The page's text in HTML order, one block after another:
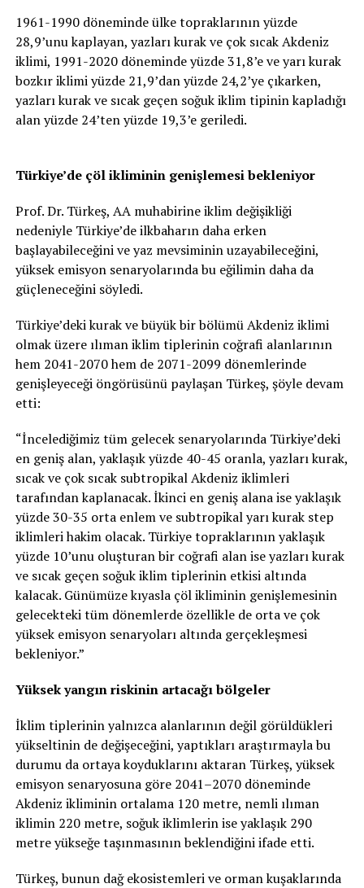
1961-1990 döneminde ülke topraklarının yüzde
28,9’unu kaplayan, yazları kurak ve çok sıcak Akdeniz
iklimi, 1991-2020 döneminde yüzde 31,8’e ve yarı kurak
bozkır iklimi yüzde 21,9’dan yüzde 24,2’ye çıkarken,
yazları kurak ve sıcak geçen soğuk iklim tipinin kapladığı
alan yüzde 24’ten yüzde 19,3’e geriledi.
Türkiye’de çöl ikliminin genişlemesi bekleniyor
Prof. Dr. Türkeş, AA muhabirine iklim değişikliği
nedeniyle Türkiye’de ilkbaharın daha erken
başlayabileceğini ve yaz mevsiminin uzayabileceğini,
yüksek emisyon senaryolarında bu eğilimin daha da
güçleneceğini söyledi.
Türkiye’deki kurak ve büyük bir bölümü Akdeniz iklimi
olmak üzere ılıman iklim tiplerinin coğrafi alanlarının
hem 2041-2070 hem de 2071-2099 dönemlerinde
genişleyeceği öngörüsünü paylaşan Türkeş, şöyle devam
etti:
“İncelediğimiz tüm gelecek senaryolarında Türkiye’deki
en geniş alan, yaklaşık yüzde 40-45 oranla, yazları kurak,
sıcak ve çok sıcak subtropikal Akdeniz iklimleri
tarafından kaplanacak. İkinci en geniş alana ise yaklaşık
yüzde 30-35 orta enlem ve subtropikal yarı kurak step
iklimleri hakim olacak. Türkiye topraklarının yaklaşık
yüzde 10’unu oluşturan bir coğrafi alan ise yazları kurak
ve sıcak geçen soğuk iklim tiplerinin etkisi altında
kalacak. Günümüze kıyasla çöl ikliminin genişlemesinin
gelecekteki tüm dönemlerde özellikle de orta ve çok
yüksek emisyon senaryoları altında gerçekleşmesi
bekleniyor.”
Yüksek yangın riskinin artacağı bölgeler
İklim tiplerinin yalnızca alanlarının değil görüldükleri
yükseltinin de değişeceğini, yaptıkları araştırmayla bu
durumu da ortaya koyduklarını aktaran Türkeş, yüksek
emisyon senaryosuna göre 2041–2070 döneminde
Akdeniz ikliminin ortalama 120 metre, nemli ılıman
iklimin 220 metre, soğuk iklimlerin ise yaklaşık 290
metre yükseğe taşınmasının beklendiğini ifade etti.
Türkeş, bunun dağ ekosistemleri ve orman kuşaklarında